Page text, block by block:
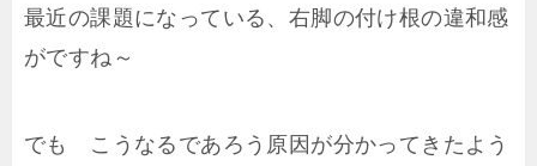
最近の課題になっている、右脚の付け根の違和感
がですね～
でも こうなるであろう原因が分かってきたよう